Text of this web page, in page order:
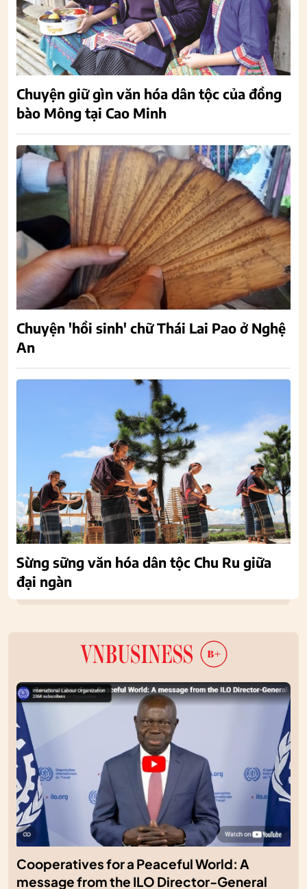
Chuyện giữ gìn văn hóa dân tộc của đồng
bào Mông tại Cao Minh
Chuyện 'hồi sinh' chữ Thái Lai Pao ở Nghệ
An
Sừng sững văn hóa dân tộc Chu Ru giữa
đại ngàn
Cooperatives for a Peaceful World: A
message from the ILO Director-General